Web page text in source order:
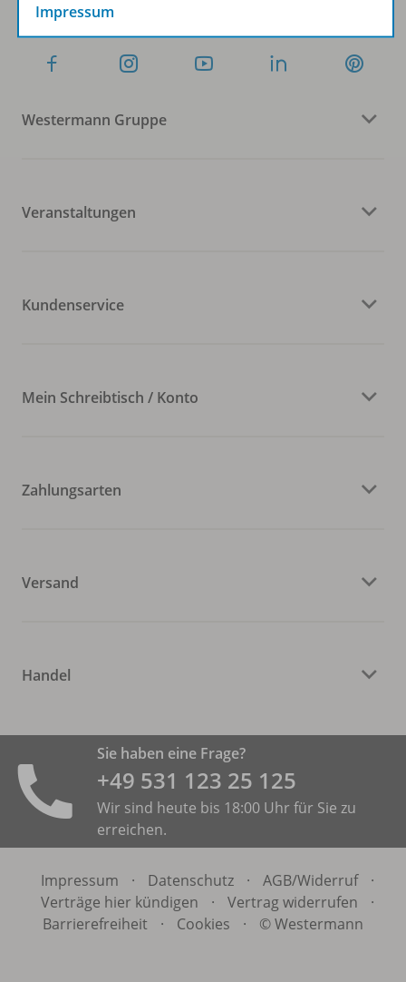
Westermann Gruppe
Veranstaltungen
Kundenservice
Mein Schreibtisch / Konto
Zahlungsarten
Versand
Handel
Sie haben eine Frage?
+49 531 ­123 25 125
Wir sind heute bis 18:00 Uhr für Sie zu
erreichen.
Impressum · Datenschutz · AGB/Widerruf
·
Verträge hier kündigen
· Vertrag widerrufen
·
Barrierefreiheit
· Cookies · © Westermann
Impressum